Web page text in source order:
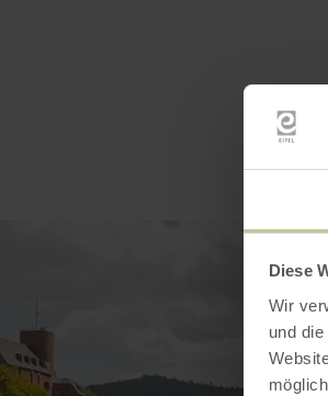
Diese
Wir
und